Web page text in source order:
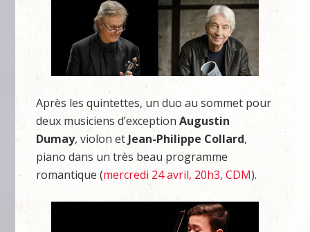
Après les quintettes, un duo au sommet pour
deux musiciens d’exceptionAugustin
Dumay, violon et Jean-Philippe Collard,
piano dans un très beau programme
romantique (mercredi 24 avril, 20h3, CDM).